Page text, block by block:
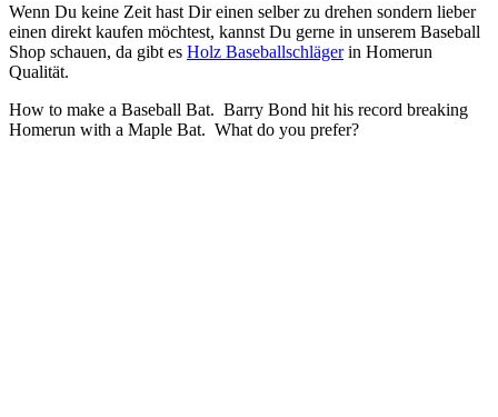
Wenn Du keine Zeit hast Dir einen selber zu drehen sondern lieber
einen direkt kaufen möchtest, kannst Du gerne in unserem Baseball
Shop schauen, da gibt es Holz Baseballschlägerin Homerun
Qualität.
How to make a Baseball Bat. Barry Bond hit his record breaking
Homerun with a Maple Bat. What do you prefer?